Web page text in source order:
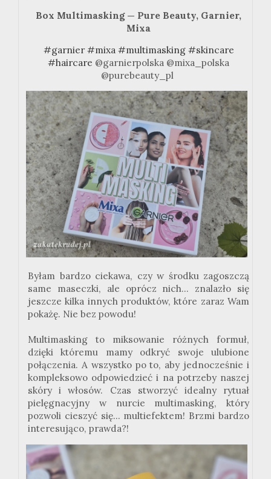
Box Multimasking — Pure Beauty, Garnier,
Mixa
#garnier #mixa #multimasking #skincare
#haircare @garnierpolska @mixa_polska
@purebeauty_pl
Byłam bardzo ciekawa, czy w środku zagoszczą
same maseczki, ale oprócz nich... znalazło się
jeszcze kilka innych produktów, które zaraz Wam
pokażę. Nie bez powodu!
Multimasking to miksowanie różnych formuł,
dzięki któremu mamy odkryć swoje ulubione
połączenia. A wszystko po to, aby jednocześnie i
kompleksowo odpowiedzieć i na potrzeby naszej
skóry i włosów. Czas stworzyć idealny rytuał
pielęgnacyjny w nurcie multimasking, który
pozwoli cieszyć się... multiefektem! Brzmi bardzo
interesująco, prawda?!